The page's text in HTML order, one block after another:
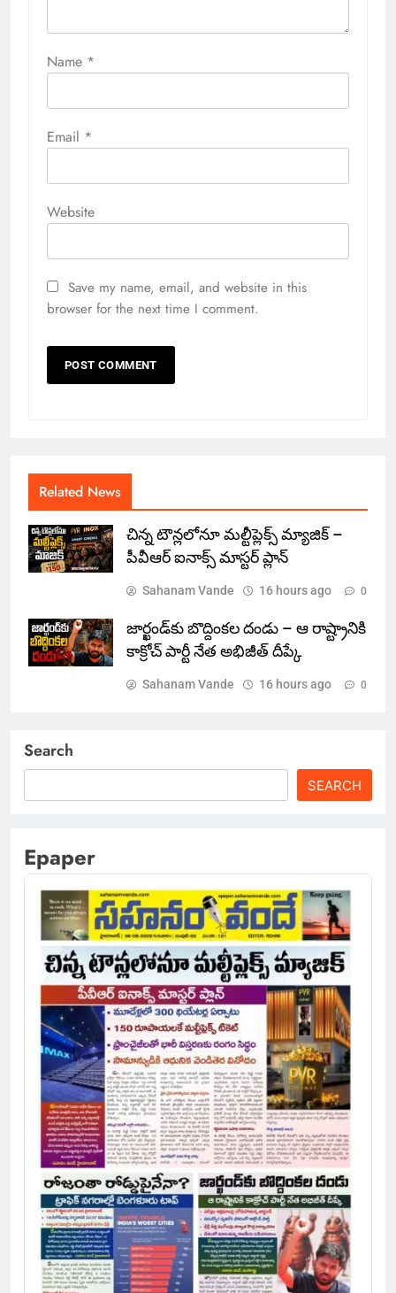
Name *
Email *
Website
Save my name, email, and website in this
browser for the next time I comment.
Related News
చిన్న టౌన్లలోనూ మల్టీప్లెక్స్‌ మ్యాజిక్ –
పీవీఆర్ ఐనాక్స్ మాస్టర్ ప్లాన్
Sahanam Vande 16 hours ago 0
జార్ఖండ్‌కు బొద్దింకల దండు – ఆ రాష్ట్రానికి
కాక్రోచ్ పార్టీ నేత అభిజీత్ దీప్కే
Sahanam Vande 16 hours ago 0
Search
SEARCH
Epaper